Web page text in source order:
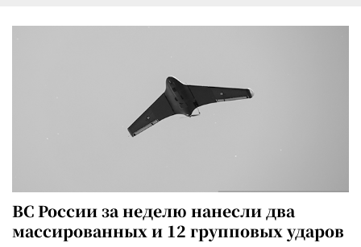
ВС России за неделю нанесли два
массированных и 12 групповых ударов